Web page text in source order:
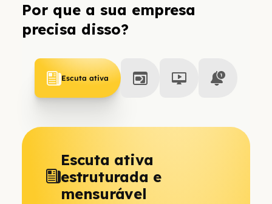
Por que a sua empresa
precisa disso?
Escuta ativa
Escuta ativa
estruturada e
mensurável